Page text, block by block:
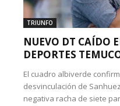
TRIUNFO
NUEVO DT CAÍDO
DEPORTES
El cuadro albiverde
desvinculación de
negativa racha de siete